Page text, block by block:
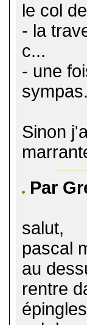
le col
- la
c...
- une
sympas.
Sinon
Par
salut,
pascal
au
rentre
épingles